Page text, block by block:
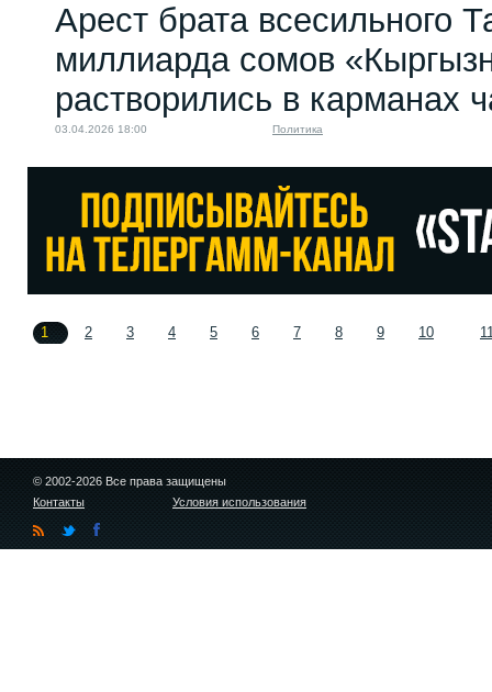
Арест брата всесильного
миллиарда сомов
растворились в карманах
03.04.2026 18:00 Политика
1 2 3 4 5 6 7 8 9 10
© 2002-2026 Все права защищены
Контакты
Условия использования